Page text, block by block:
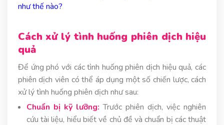
như thế nào?
Cách xử lý tình huống phiên dịch hiệu
quả
Để ứng phó với các tình huống phiên dịch hiệu quả, các
phiên dịch viên có thể áp dụng một số chiến lược, cách
xử lý tình huống phiên dịch như sau:
Chuẩn bị kỹ lưỡng: Trước phiên dịch, việc nghiên
cứu tài liệu, hiểu biết về chủ đề và chuẩn bị các thuật